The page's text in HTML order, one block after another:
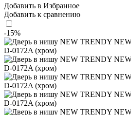
Добавить в Избранное
Добавить к сравнению
-15%